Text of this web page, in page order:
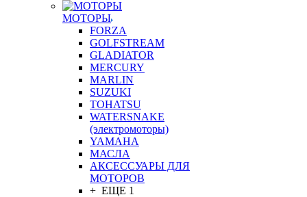
МОТОРЫ
FORZA
GOLFSTREAM
GLADIATOR
MERCURY
MARLIN
SUZUKI
TOHATSU
WATERSNAKE
(электромоторы)
YAMAHA
МАСЛА
АКСЕССУАРЫ ДЛЯ
МОТОРОВ
+ ЕЩЕ 1